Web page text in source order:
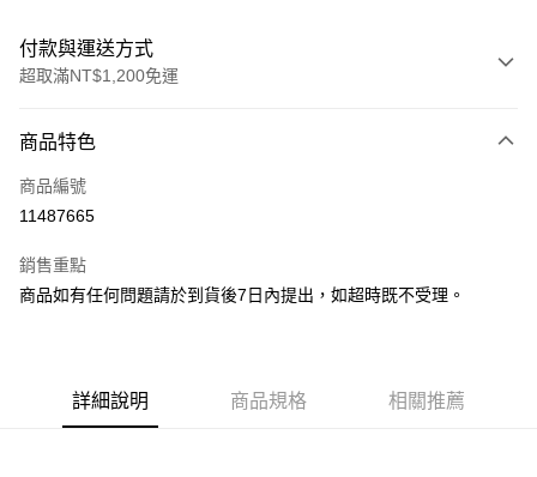
付款與運送方式
超取滿NT$1,200免運
信用卡一次付款
LINE Pay
街口支付
全盈+PAY
商品特色
商品編號
11487665
銷售重點
商品如有任何問題請於到貨後7日內提出，如超時既不受理。
詳細說明 商品規格 相關推薦